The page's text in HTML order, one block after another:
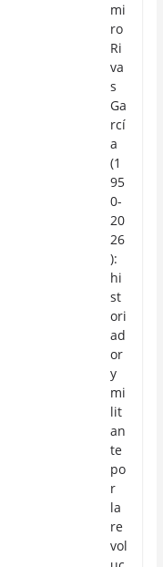
mi
ro
Ri
va
s
Ga
rcí
a
(1
95
0-
20
26
):
hi
st
ori
ad
or
y
mi
lit
an
te
po
r
la
re
vol